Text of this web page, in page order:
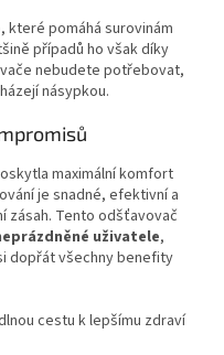
, které pomáhá surovinám
případů ho však díky
nebudete potřebovat,
násypkou.
maximální komfort
je snadné, efektivní a
zásah. Tento odšťavovač
uživatele,
dopřát všechny benefity
cestu k lepšímu zdraví